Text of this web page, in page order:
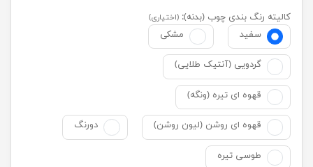
کالیته رنگ بندی چوب (بدنه): (اختیاری)
سفید مشکی
گردویی (آنتیک طلایی)
قهوه ای تیره (ونگه)
قهوه ای روشن (لیون روشن) دورنگ
طوسی تیره